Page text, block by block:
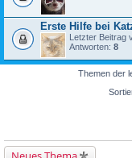
Erste Hilfe bei
Letzter Beitrag
Antworten: 8
Themen der